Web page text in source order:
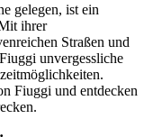
gelegen, ist ein
ihrer
Straßen und
unvergessliche
Fiuggi und entdecken